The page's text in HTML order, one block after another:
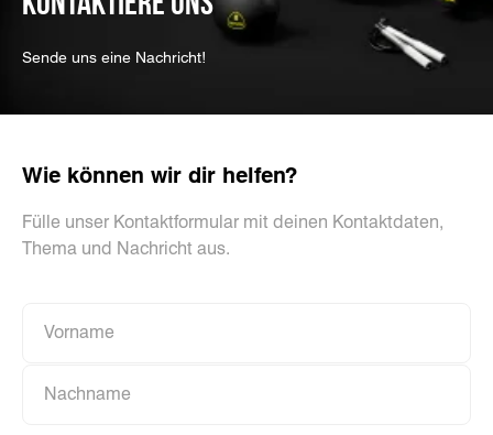
Sende uns eine Nachricht!
Wie können wir dir helfen?
Fülle unser Kontaktformular mit deinen Kontaktdaten,
Thema und Nachricht aus.
Vorname
Nachname